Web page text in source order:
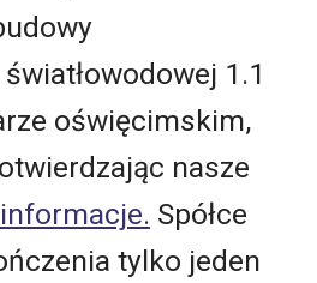
1.1
oświęcimskim,
nasze
Spółce
tylko jeden